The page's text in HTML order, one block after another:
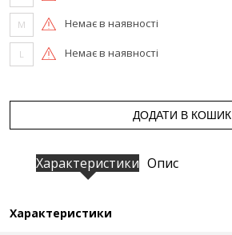
M Немає в наявності
L Немає в наявності
ДОДАТИ В КОШИК
Характеристики Опис
Характеристики